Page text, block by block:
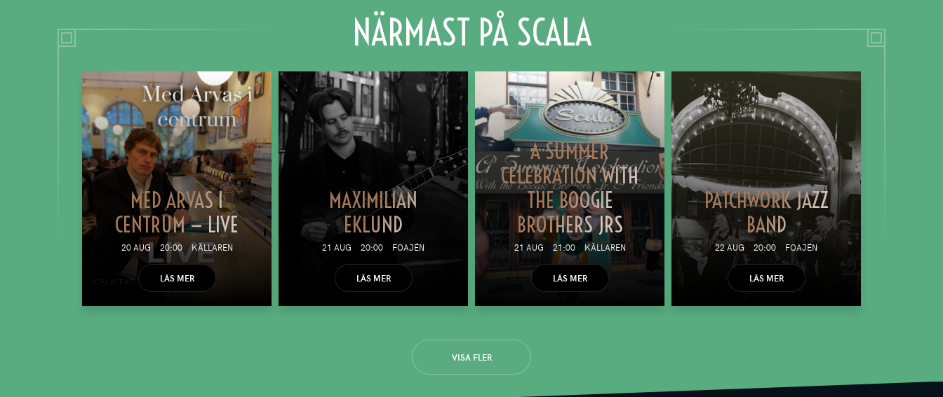
NÄRMAST PÅ SCALA
MED ARVAS I
CENTRUM — LIVE
20 AUG 20:00 KÄLLAREN
LÄS MER
MAXIMILIAN
EKLUND
21 AUG 20:00 FOAJÉN
LÄS MER
A SUMMER
CELEBRATION WITH
THE BOOGIE
BROTHERS JRS
21 AUG 21:00 KÄLLAREN
LÄS MER
PATCHWORK JAZZ
BAND
22 AUG 20:00 FOAJÉN
LÄS MER
VISA FLER